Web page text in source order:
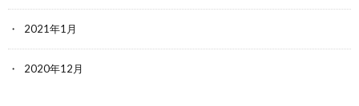
2021年1月
2020年12月